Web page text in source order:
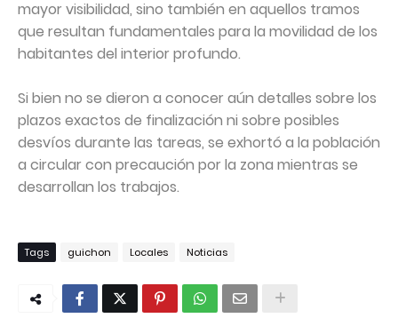
mayor visibilidad, sino también en aquellos tramos
que resultan fundamentales para la movilidad de los
habitantes del interior profundo.
Si bien no se dieron a conocer aún detalles sobre los
plazos exactos de finalización ni sobre posibles
desvíos durante las tareas, se exhortó a la población
a circular con precaución por la zona mientras se
desarrollan los trabajos.
Tags guichon Locales Noticias